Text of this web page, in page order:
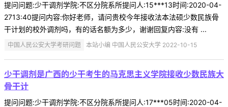
提问问题:少干调剂学院:不区分院系所提问人:15***13时间:2020-04-
2713:40提问内容:你好老师，请问贵校今年接收法本法硕少数民族骨
干计划的校外调剂吗，有的话名额为多少，谢谢回复内容:没有 ...
中国人民公安大学考研问题 本站小编 中国人民公安大学 2022-10-15
少干调剂是广西的少干考生的马克思主义学院接收少数民族大
骨干计
提问问题:少干调剂学院:不区分院系所提问人:17***05时间:2020-04-